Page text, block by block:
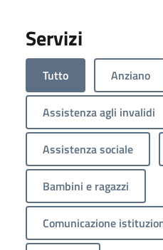
Servizi
Tutto Anziano
Assistenza agli invalidi
Assistenza sociale
Bambini e ragazzi
Comunicazione